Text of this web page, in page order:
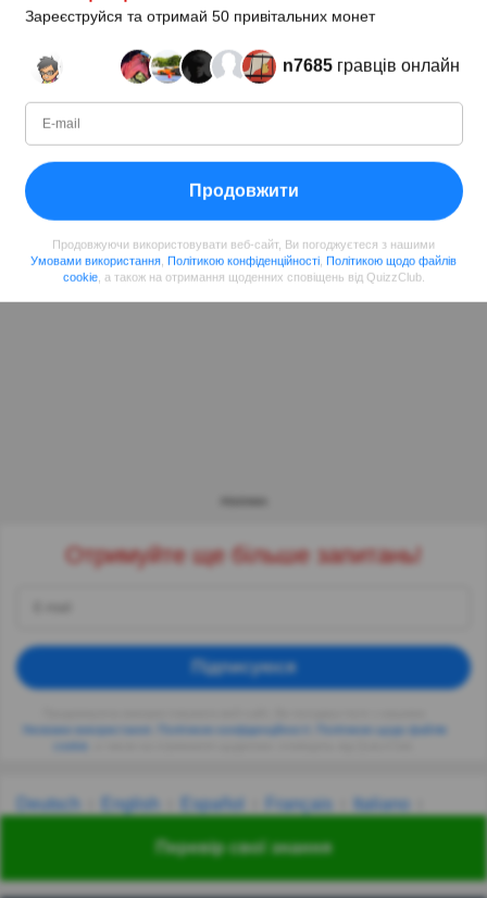
Перевір свої знання
Отримуйте ще більше запитань!
Підписуюся
Умовами використання
Політикою конфіденційності
Політикою щодо файлів
Deutsch English Español Français
Italiano
Українська हिन्दी 한국어
Зареєструйся та отримай 50 привітальних монет
n7685 гравців онлайн
Продовжити
Продовжуючи використовувати веб-сайт, Ви погоджуєтеся з нашими
Умовами використання Політикою конфіденційності Політикою щодо файлів
cookie, а також на отримання щоденних сповіщень від QuizzClub.